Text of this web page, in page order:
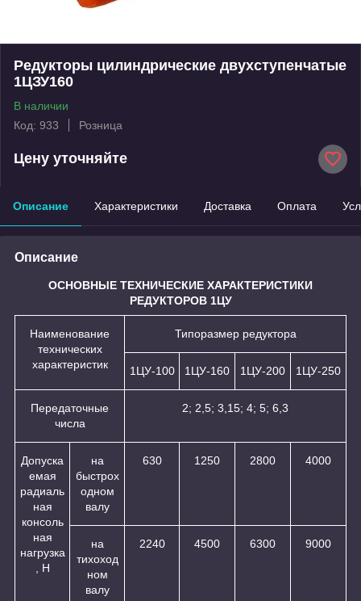
Редукторы цилиндрические двухступенчатые
1ЦЗУ160
В наличии
Код: 933
Розница
Цену уточняйте
Описание Характеристики Доставка Оплата
Описание
ОСНОВНЫЕ ТЕХНИЧЕСКИЕ ХАРАКТЕРИСТИКИ
РЕДУКТОРОВ 1ЦУ
Наименование
технических
характеристик
Типоразмер редуктора
1ЦУ-100 1ЦУ-160 1ЦУ-200 1ЦУ-250
Передаточные
числа
2; 2,5; 3,15; 4; 5; 6,3
Допуска
емая
радиаль
ная
консоль
ная
нагрузка
, Н
на
быстрох
одном
валу
630 1250 2800 4000
на
тихоход
ном
валу
2240 4500 6300 9000